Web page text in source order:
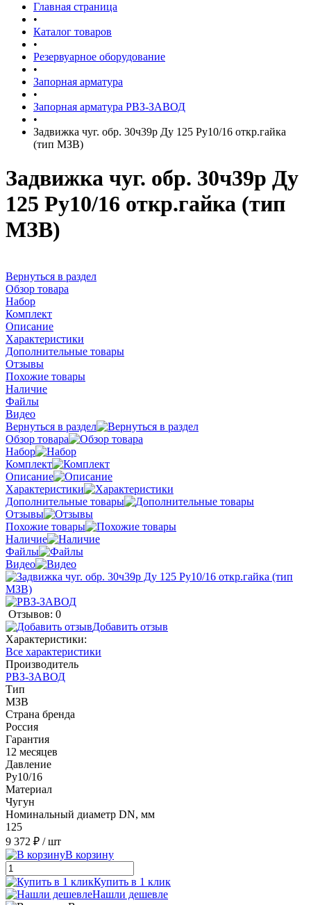
Главная страница
•
Каталог товаров
•
Резервуарное оборудование
•
Запорная арматура
•
Запорная арматура РВЗ-ЗАВОД
•
Задвижка чуг. обр. 30ч39р Ду 125 Ру10/16 откр.гайка
(тип МЗВ)
Задвижка чуг. обр. 30ч39р Ду
125 Ру10/16 откр.гайка (тип
МЗВ)
Вернуться в раздел
Обзор товара
Набор
Комплект
Описание
Характеристики
Дополнительные товары
Отзывы
Похожие товары
Наличие
Файлы
Видео
Вернуться в раздел
Обзор товара
Набор
Комплект
Описание
Характеристики
Дополнительные товары
Отзывы
Похожие товары
Наличие
Файлы
Видео
Отзывов: 0
Добавить отзыв
Характеристики:
Все характеристики
Производитель
РВЗ-ЗАВОД
Тип
МЗВ
Страна бренда
Россия
Гарантия
12 месяцев
Давление
Ру10/16
Материал
Чугун
Номинальный диаметр DN, мм
125
9 372 ₽ / шт
В корзину
Купить в 1 клик
Нашли дешевле